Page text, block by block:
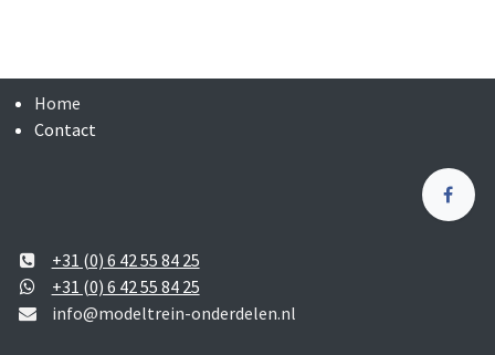
Home
Contact
+31 (0) 6 42 55 84 25
+31 (0) 6 42 55 84 25
info@modeltrein-onderdelen.nl